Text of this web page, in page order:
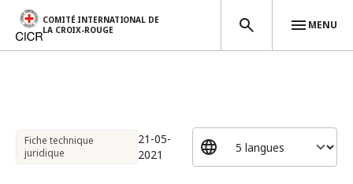
COMITÉ INTERNATIONAL DE
LA CROIX-ROUGE
MENU
Fiche technique
juridique
21-05-
2021